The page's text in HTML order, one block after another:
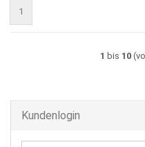
1
1 bis 10
Kundenlogin